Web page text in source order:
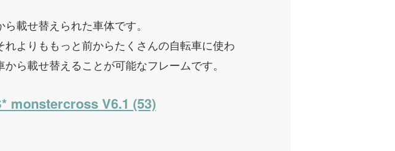
載せ替えられた車体です。
よりももっと前からたくさんの自転車に使わ
ら載せ替えることが可能なフレームです。
monstercross V6.1 (53)